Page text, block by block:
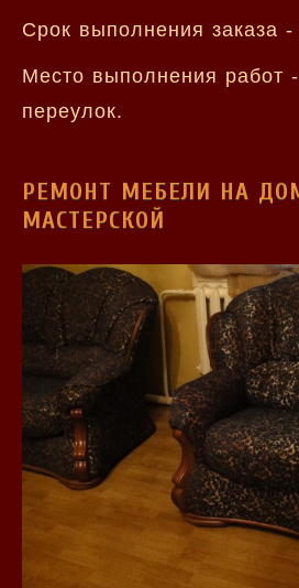
Срок выполнения заказа
Место выполнения работ
переулок.
РЕМОНТ МЕБЕЛИ НА
МАСТЕРСКОЙ